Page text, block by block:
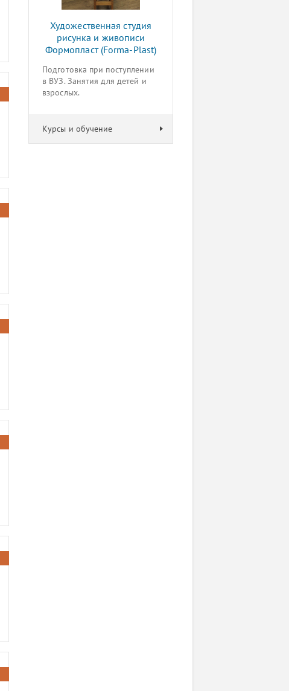
Художественная студия
рисунка и живописи
Формопласт (Forma-Plast)
Подготовка при поступлении
в ВУЗ. Занятия для детей и
взрослых.
Курсы и обучение